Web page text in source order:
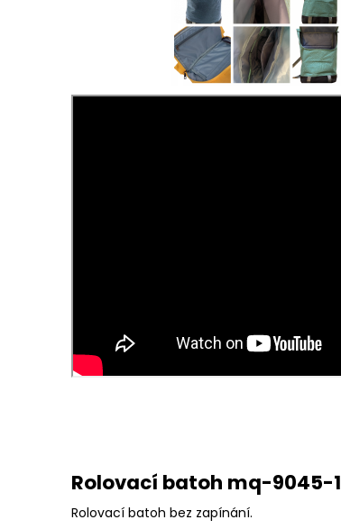
Rolovací batoh mq-9045-1
Rolovací batoh bez zapínání.